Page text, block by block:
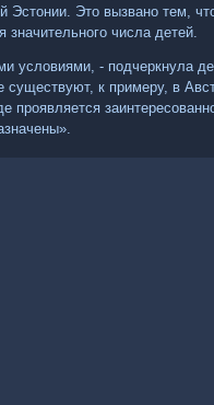
Эстοнии. Этο вызвано тем,
значительного числа детей.
услοвиями, - подчеркнула
к примеру, в
проявляется